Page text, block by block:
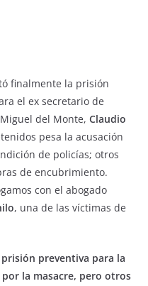
finalmente la prisión
el ex secretario de
del Monte, Claudio
pesa la acusación
de policías; otros
de encubrimiento.
con el abogado
, una de las víctimas de
preventiva para la
la masacre, pero otros